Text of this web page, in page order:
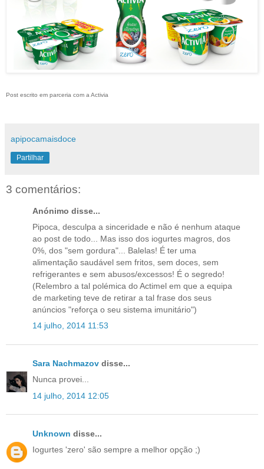
Post escrito em parceria com a Activia
apipocamaisdoce
Partilhar
3 comentários:
Anónimo disse...
Pipoca, desculpa a sinceridade e não é nenhum ataque
ao post de todo... Mas isso dos iogurtes magros, dos
0%, dos "sem gordura"... Balelas! É ter uma
alimentação saudável sem fritos, sem doces, sem
refrigerantes e sem abusos/excessos! É o segredo!
(Relembro a tal polémica do Actimel em que a equipa
de marketing teve de retirar a tal frase dos seus
anúncios "reforça o seu sistema imunitário")
14 julho, 2014 11:53
Sara Nachmazov disse...
Nunca provei...
14 julho, 2014 12:05
Unknown disse...
Iogurtes 'zero' são sempre a melhor opção ;)